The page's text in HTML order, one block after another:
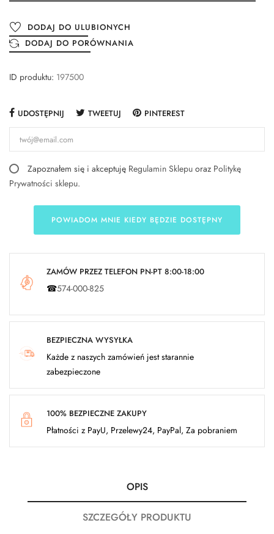
DODAJ DO ULUBIONYCH
DODAJ DO PORÓWNANIA
ID produktu: 197500
UDOSTĘPNIJ TWEETUJ PINTEREST
Zapoznałem się i akceptuję Regulamin Sklepu oraz Politykę
Prywatności sklepu.
POWIADOM MNIE KIEDY BĘDZIE DOSTĘPNY
ZAMÓW PRZEZ TELEFON PN-PT 8:00-18:00
☎574-000-825
BEZPIECZNA WYSYŁKA
Każde z naszych zamówień jest starannie
zabezpieczone
100% BEZPIECZNE ZAKUPY
Płatności z PayU, Przelewy24, PayPal, Za pobraniem
OPIS
SZCZEGÓŁY PRODUKTU